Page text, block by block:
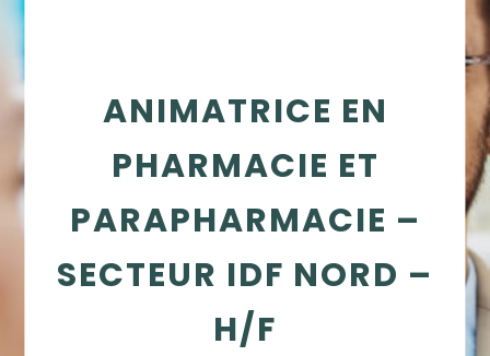
ANIMATRICE EN
PHARMACIE ET
PARAPHARMACIE –
SECTEUR IDF NORD –
H/F